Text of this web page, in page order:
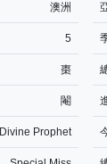
澳洲
5
棗
閹
Divine Prophet